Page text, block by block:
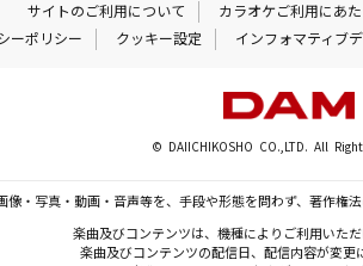
サイトのご利用について カラオケご利用にあ
ーポリシー クッキー設定 インフォマティブ
© DAIICHIKOSHO CO.,LTD. All
像・写真・動画・音声等を、手段や形態を問わず、著作権
楽曲及びコンテンツは、機種によりご利用いただ
楽曲及びコンテンツの配信日、配信内容が変更